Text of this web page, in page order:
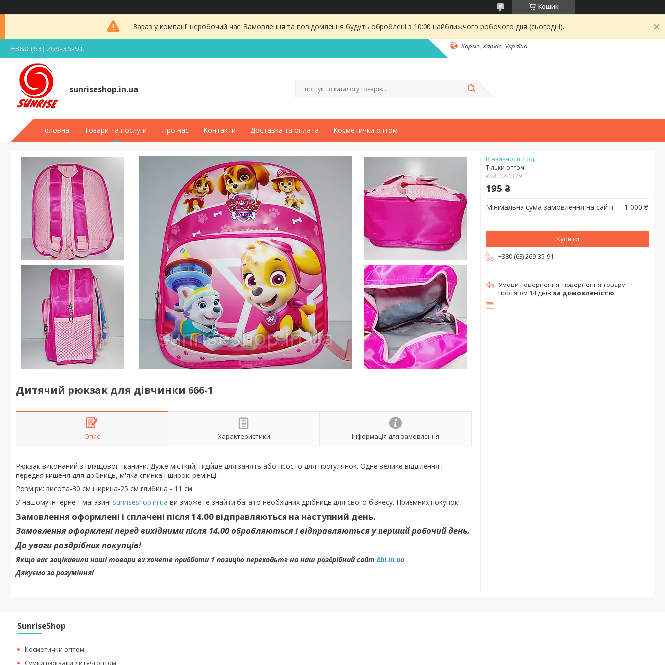
Кошик
Зараз у компанії неробочий час. Замовлення та повідомлення будуть оброблені з 10:00 найближчого робочого дня (сьогодні).
+380 (63) 269-35-91 Харків, Харків, Україна
sunriseshop.in.ua
Головна Товари та послуги Про нас Контакти Доставка та оплата Косметички оптом
Дитячий рюкзак для дівчинки 666-1
Опис Характеристики Інформація для замовлення
Рюкзак виконаний з плащової тканини. Дуже місткий, підійде для занять або просто для прогулянок. Одне велике відділення і
передня кишеня для дрібниць, м'яка спинка і широкі ремінці.
Розміри: висота-30 см ширина-25 см глибина - 11 см
У нашому інтернет-магазині sunriseshop.in.ua ви зможете знайти багато необхідних дрібниць для свого бізнесу. Приємних покупок!
Замовлення оформлені і сплачені після 14.00 відправляються на наступний день.
Замовлення оформлені перед вихідними після 14.00 обробляються і відправляються у перший робочий день.
До уваги роздрібних покупців!
Якщо вас зацікавили наші товари ви хочете придбати 1 позицію переходьте на наш роздрібний сайт bbl.in.ua
Дякуємо за розуміння!
В наявності 2 од.
Тільки оптом
Код:22-0179
195 ₴
Мінімальна сума замовлення на сайті — 1 000 ₴
Купити
+380 (63) 269-35-91
повернення товару
протягом 14 днів за домовленістю
SunriseShop
Косметички оптом
Сумки рюкзаки дитячі оптом